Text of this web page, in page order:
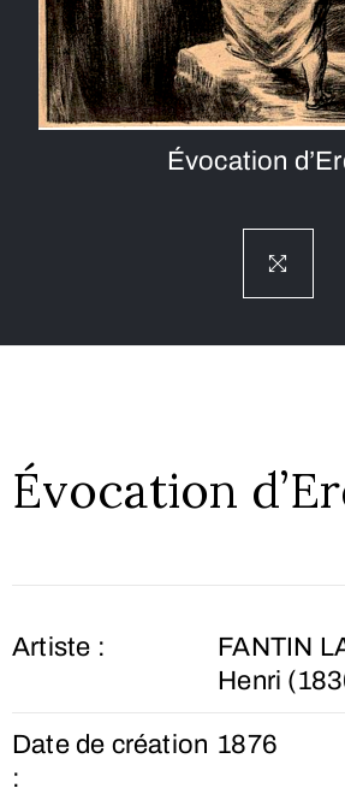
Évocation
Évocation
Artiste :
FANTIN
Henri
Date de création
:
1876